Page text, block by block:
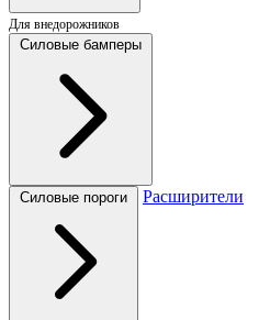
Для внедорожников
Силовые бамперы
Силовые пороги Расширители